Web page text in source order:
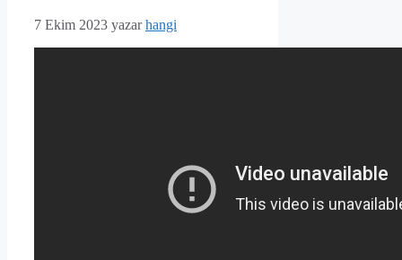
7 Ekim 2023 yazarhangi